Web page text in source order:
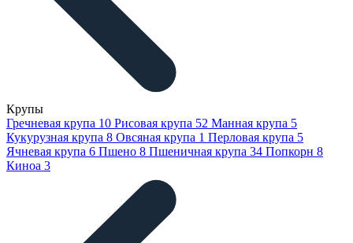
Крупы
Гречневая крупа 10 Рисовая крупа 52 Манная крупа 5
Кукурузная крупа 8 Овсяная крупа 1 Перловая крупа 5
Ячневая крупа 6 Пшено 8 Пшеничная крупа 34 Попкорн 8
Киноа 3